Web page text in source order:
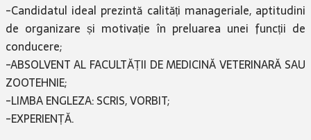
-Candidatul ideal prezintă calități manageriale, aptitudini
de organizare și motivație în preluarea unei funcții de
conducere;
-ABSOLVENT AL FACULTĂȚII DE MEDICINĂ VETERINARĂ SAU
ZOOTEHNIE;
-LIMBA ENGLEZA: SCRIS, VORBIT;
-EXPERIENȚĂ.